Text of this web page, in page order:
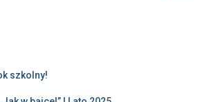
szkolny!